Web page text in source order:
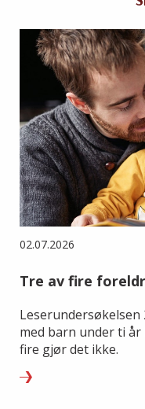
02.07.2026
Tre av fire
Leserundersøkelsen
med barn under ti
fire gjør det ikke.